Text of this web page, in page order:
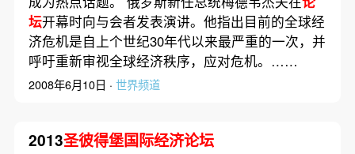
坛开幕时向与会者发表演讲。他指出目前的全球经
济危机是自上个世纪30年代以来最严重的一次，并
呼吁重新审视全球经济秩序，应对危机。……
2008年6月10日 · 世界频道
2013圣彼得堡国际经济论坛